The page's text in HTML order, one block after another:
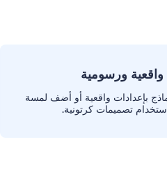
ورسومية
بإعدادات واقعية أو أضف لمسة
تصميمات كرتونية.